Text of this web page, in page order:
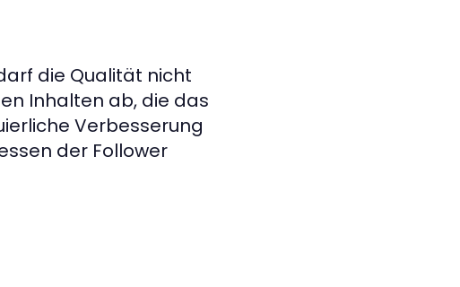
die Qualität nicht
Inhalten ab, die das
Verbesserung
der Follower